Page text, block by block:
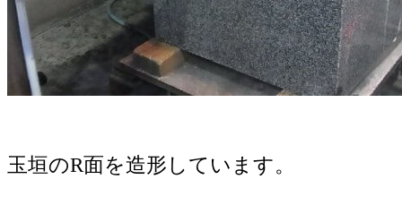
玉垣のR面を造形しています。